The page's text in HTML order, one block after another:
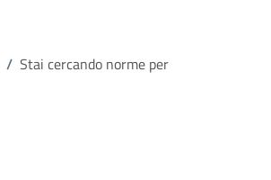
/ Stai cercando norme per